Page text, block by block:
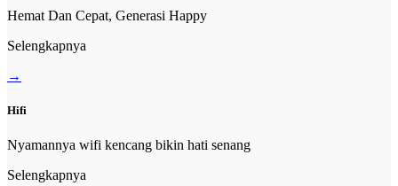
Hemat Dan Cepat, Generasi Happy
Selengkapnya
→
Hifi
Nyamannya wifi kencang bikin hati senang
Selengkapnya